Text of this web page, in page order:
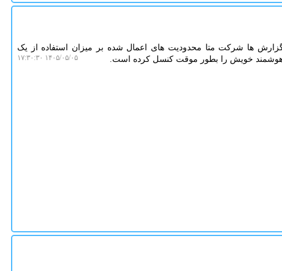
ها شرکت متا محدودیت های اعمال شده بر میزان استفاده از یک
خویش را بطور موقت کنسل کرده است.
۱۴۰۵/۰۵/۰۵ ۱۷:۳۰:۳۰